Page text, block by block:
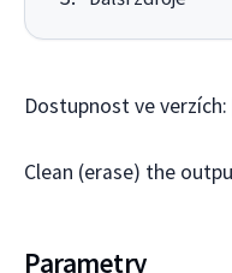
Dostupnost ve verzích:
Clean (erase) the
Parametry